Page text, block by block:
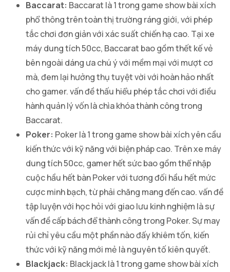
Baccarat: Baccarat là 1 trong game show bài xích
phổ thông trên toàn thị trường ráng giới, với phép
tắc chơi đơn giản với xác suất chiến hạ cao. Tại xe
máy dung tích 50cc, Baccarat bao gồm thết kế vẻ
bên ngoài dáng ưa chú ý với mềm mại với mượt cơ
mà, đem lại hưởng thụ tuyệt vời với hoàn hảo nhất
cho gamer. vấn đề thấu hiểu phép tắc chơi với điều
hành quản lý vốn là chìa khóa thành công trong
Baccarat.
Poker: Poker là 1 trong game show bài xích yên cầu
kiến thức với kỹ năng với biện pháp cao. Trên xe máy
dung tích 50cc, gamer hết sức bao gồm thể nhập
cuộc hầu hết bàn Poker với tương đối hầu hết mức
cược minh bạch, từ phải chăng mang đến cao. vấn đề
tập luyện với học hỏi với giao lưu kinh nghiệm là sự
vấn đề cấp bách để thành công trong Poker. Sự may
rủi chỉ yêu cầu một phần nào đấy khiêm tốn, kiến
thức với kỹ năng mới mẻ là nguyên tố kiên quyết.
Blackjack: Blackjack là 1 trong game show bài xích